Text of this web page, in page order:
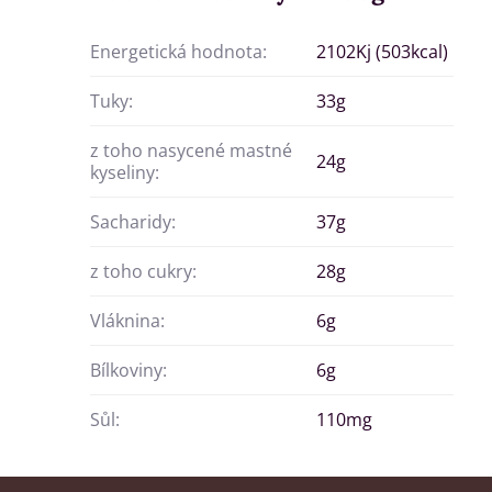
Energetická hodnota: 2102Kj (503kcal)
Tuky: 33g
z toho nasycené mastné
kyseliny:
24g
Sacharidy: 37g
z toho cukry: 28g
Vláknina: 6g
Bílkoviny: 6g
Sůl: 110mg